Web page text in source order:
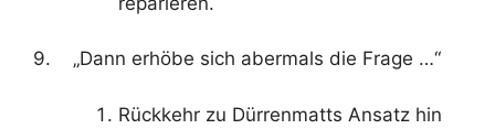
9. „Dann erhöbe sich abermals die Frage …“
Rückkehr zu Dürrenmatts Ansatz hin